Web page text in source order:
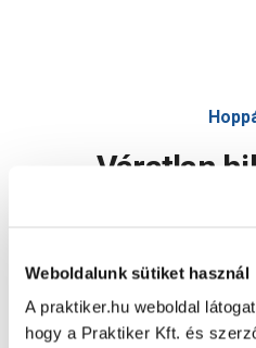
Weboldalunk sütiket használ
A praktiker.hu weboldal
hogy a Praktiker Kft. és
Váratlan
Oldal